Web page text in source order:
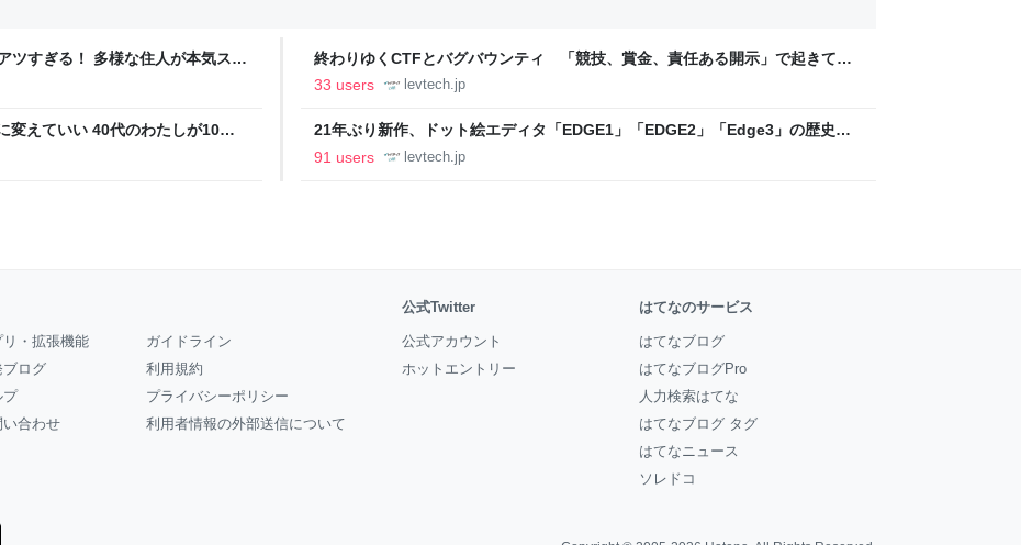
ツすぎる！ 多様な住人が本気スキ
街の価値向上”戦略 東京・中央
終わりゆくCTFとバグバウンティ 「競技、賞金、責任ある開示」で起きてい
ること【フォーカス】 - レバテックLAB
33 users levtech.jp
変えていい 40代のわたしが10年
イデム
21年ぶり新作、ドット絵エディタ「EDGE1」「EDGE2」「Edge3」の歴史に
ついて作者に聞く【フォーカス】 - レバテックLAB
91 users levtech.jp
リ・拡張機能
ブログ
プ
い合わせ
ガイドライン
利用規約
プライバシーポリシー
利用者情報の外部送信について
公式Twitter
公式アカウント
ホットエントリー
はてなのサービス
はてなブログ
はてなブログPro
人力検索はてな
はてなブログ タグ
はてなニュース
ソレドコ